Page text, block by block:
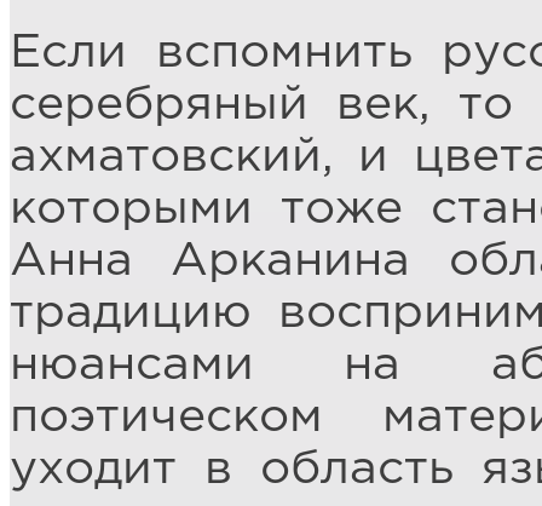
Если вспомнить
серебряный век, то
ахматовский, и
которыми тоже
Анна Арканина
традицию
нюансами на
поэтическом
уходит в область